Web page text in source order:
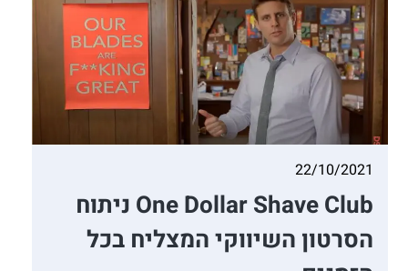
22/10/2021
One Dollar Shave Club ניתוח
הסרטון השיווקי המצליח בכל